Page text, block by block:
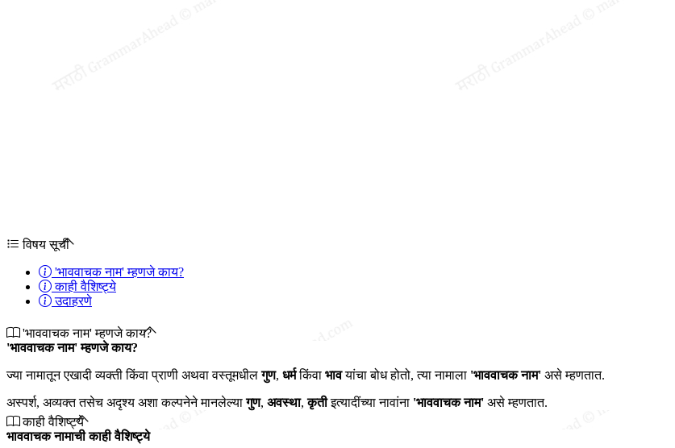
विषय सूची
'भाववाचक नाम' म्हणजे काय?
काही वैशिष्ट्ये
उदाहरणे
'भाववाचक नाम' म्हणजे काय?
'भाववाचक नाम' म्हणजे काय?
ज्या नामातून एखादी व्यक्ती किंवा प्राणी अथवा वस्तूमधीलगुण, धर्मकिंवा भावयांचा बोध होतो, त्या नामाला 'भाववाचक नाम' असे म्हणतात.
अस्पर्श, अव्यक्त तसेच अदृश्य अशा कल्पनेने मानलेल्यागुण, अवस्था,कृतीइत्यादींच्या नावांना 'भाववाचक नाम' असे म्हणतात.
काही वैशिष्ट्ये
भाववाचक नामाची काही वैशिष्ट्ये